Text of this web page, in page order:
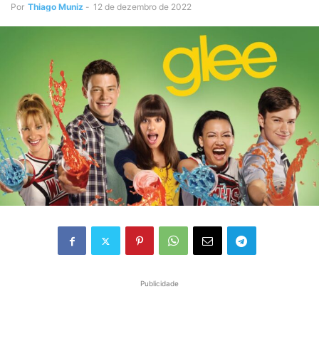
Por Thiago Muniz - 12 de dezembro de 2022
Publicidade